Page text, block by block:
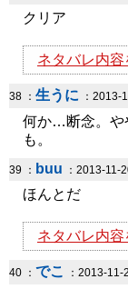
クリア
ネタバレ内容
38 ： 生うに ：2013-
何か…断念。や
も。
39 ： buu ：2013-11-
ほんとだ
ネタバレ内容
40 ： でこ ：2013-